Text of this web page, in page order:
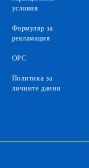
условия
Формуляр за
рекламация
ОРС
Политика за
личните данни